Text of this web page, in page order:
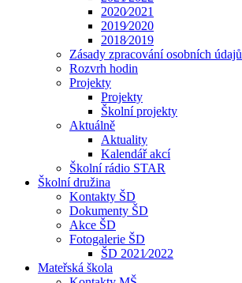
2020⁄2021
2019⁄2020
2018⁄2019
Zásady zpracování osobních údajů
Rozvrh hodin
Projekty
Projekty
Školní projekty
Aktuálně
Aktuality
Kalendář akcí
Školní rádio STAR
Školní družina
Kontakty ŠD
Dokumenty ŠD
Akce ŠD
Fotogalerie ŠD
ŠD 2021⁄2022
Mateřská škola